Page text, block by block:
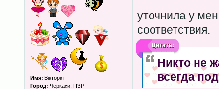
Имя: Вікторія
Город: Черкаси, ПЗР
уточнила у
соответствия.
Цитата:
Никто не
всегда